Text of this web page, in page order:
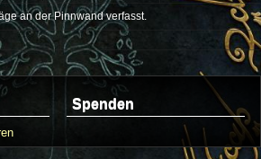
an der Pinnwand verfasst.
Spenden